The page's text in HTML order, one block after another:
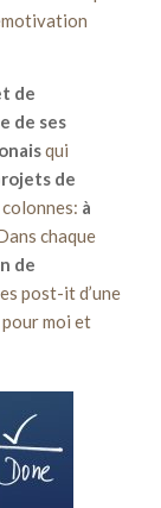
de
de ses
qui
de
colonnes: à
chaque
de
post-it d’une
moi et